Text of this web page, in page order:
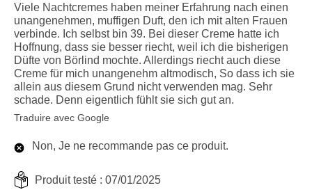
Viele Nachtcremes haben meiner Erfahrung nach einen
unangenehmen, muffigen Duft, den ich mit alten Frauen
verbinde. Ich selbst bin 39. Bei dieser Creme hatte ich
Hoffnung, dass sie besser riecht, weil ich die bisherigen
Düfte von Börlind mochte. Allerdings riecht auch diese
Creme für mich unangenehm altmodisch, So dass ich sie
allein aus diesem Grund nicht verwenden mag. Sehr
schade. Denn eigentlich fühlt sie sich gut an.
Traduire avec Google
Non, Je ne recommande pas ce produit.
Produit testé : 07/01/2025